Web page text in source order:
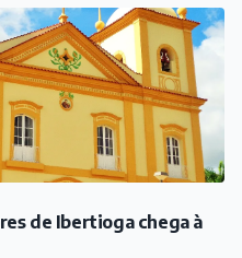
de Ibertioga chega à